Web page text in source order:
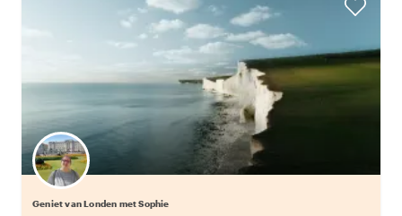
Geniet van Londen met Sophie